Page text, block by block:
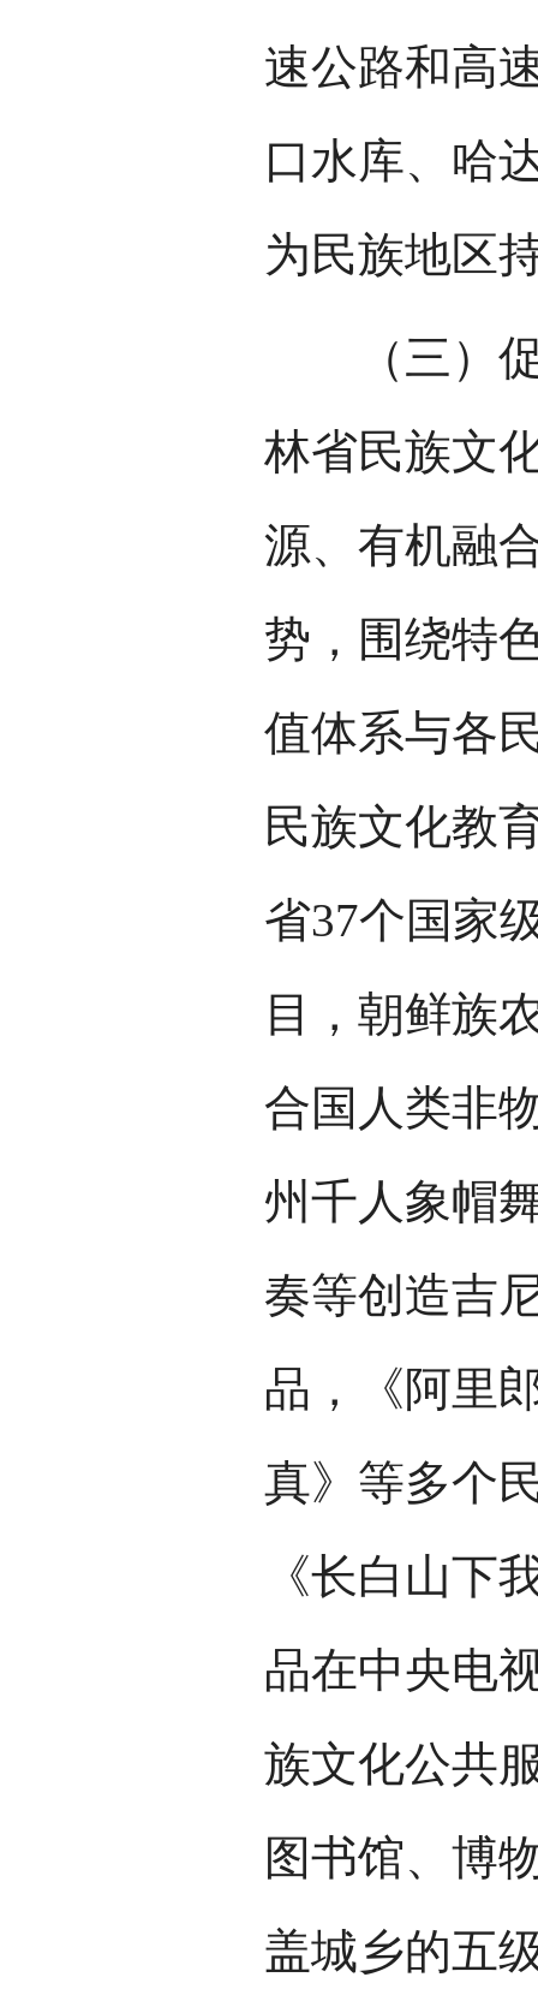
速公路和高
口水库、哈
为民族地区
（三）促
林省民族文
源、有机融
势，围绕特
值体系与各
民族文化教
省37个国家
目，朝鲜族
合国人类非
州千人象帽
奏等创造吉
品，《阿里
真》等多个
《长白山下
品在中央电
族文化公共
图书馆、博
盖城乡的五